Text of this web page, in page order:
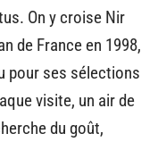
On y croise Nir
de France en 1998,
pour ses sélections
visite, un air de
du goût,